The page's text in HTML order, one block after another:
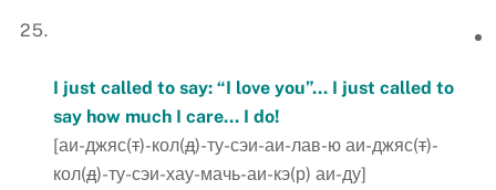
I just called to say: “I love you”… I just called to
say how much I care… I do!
[аи-джяс(т)-кол(д)-ту-сэи-аи-лав-ю аи-джяс(т)-
кол(д)-ту-сэи-хау-мачь-аи-кэ(р) аи-ду]